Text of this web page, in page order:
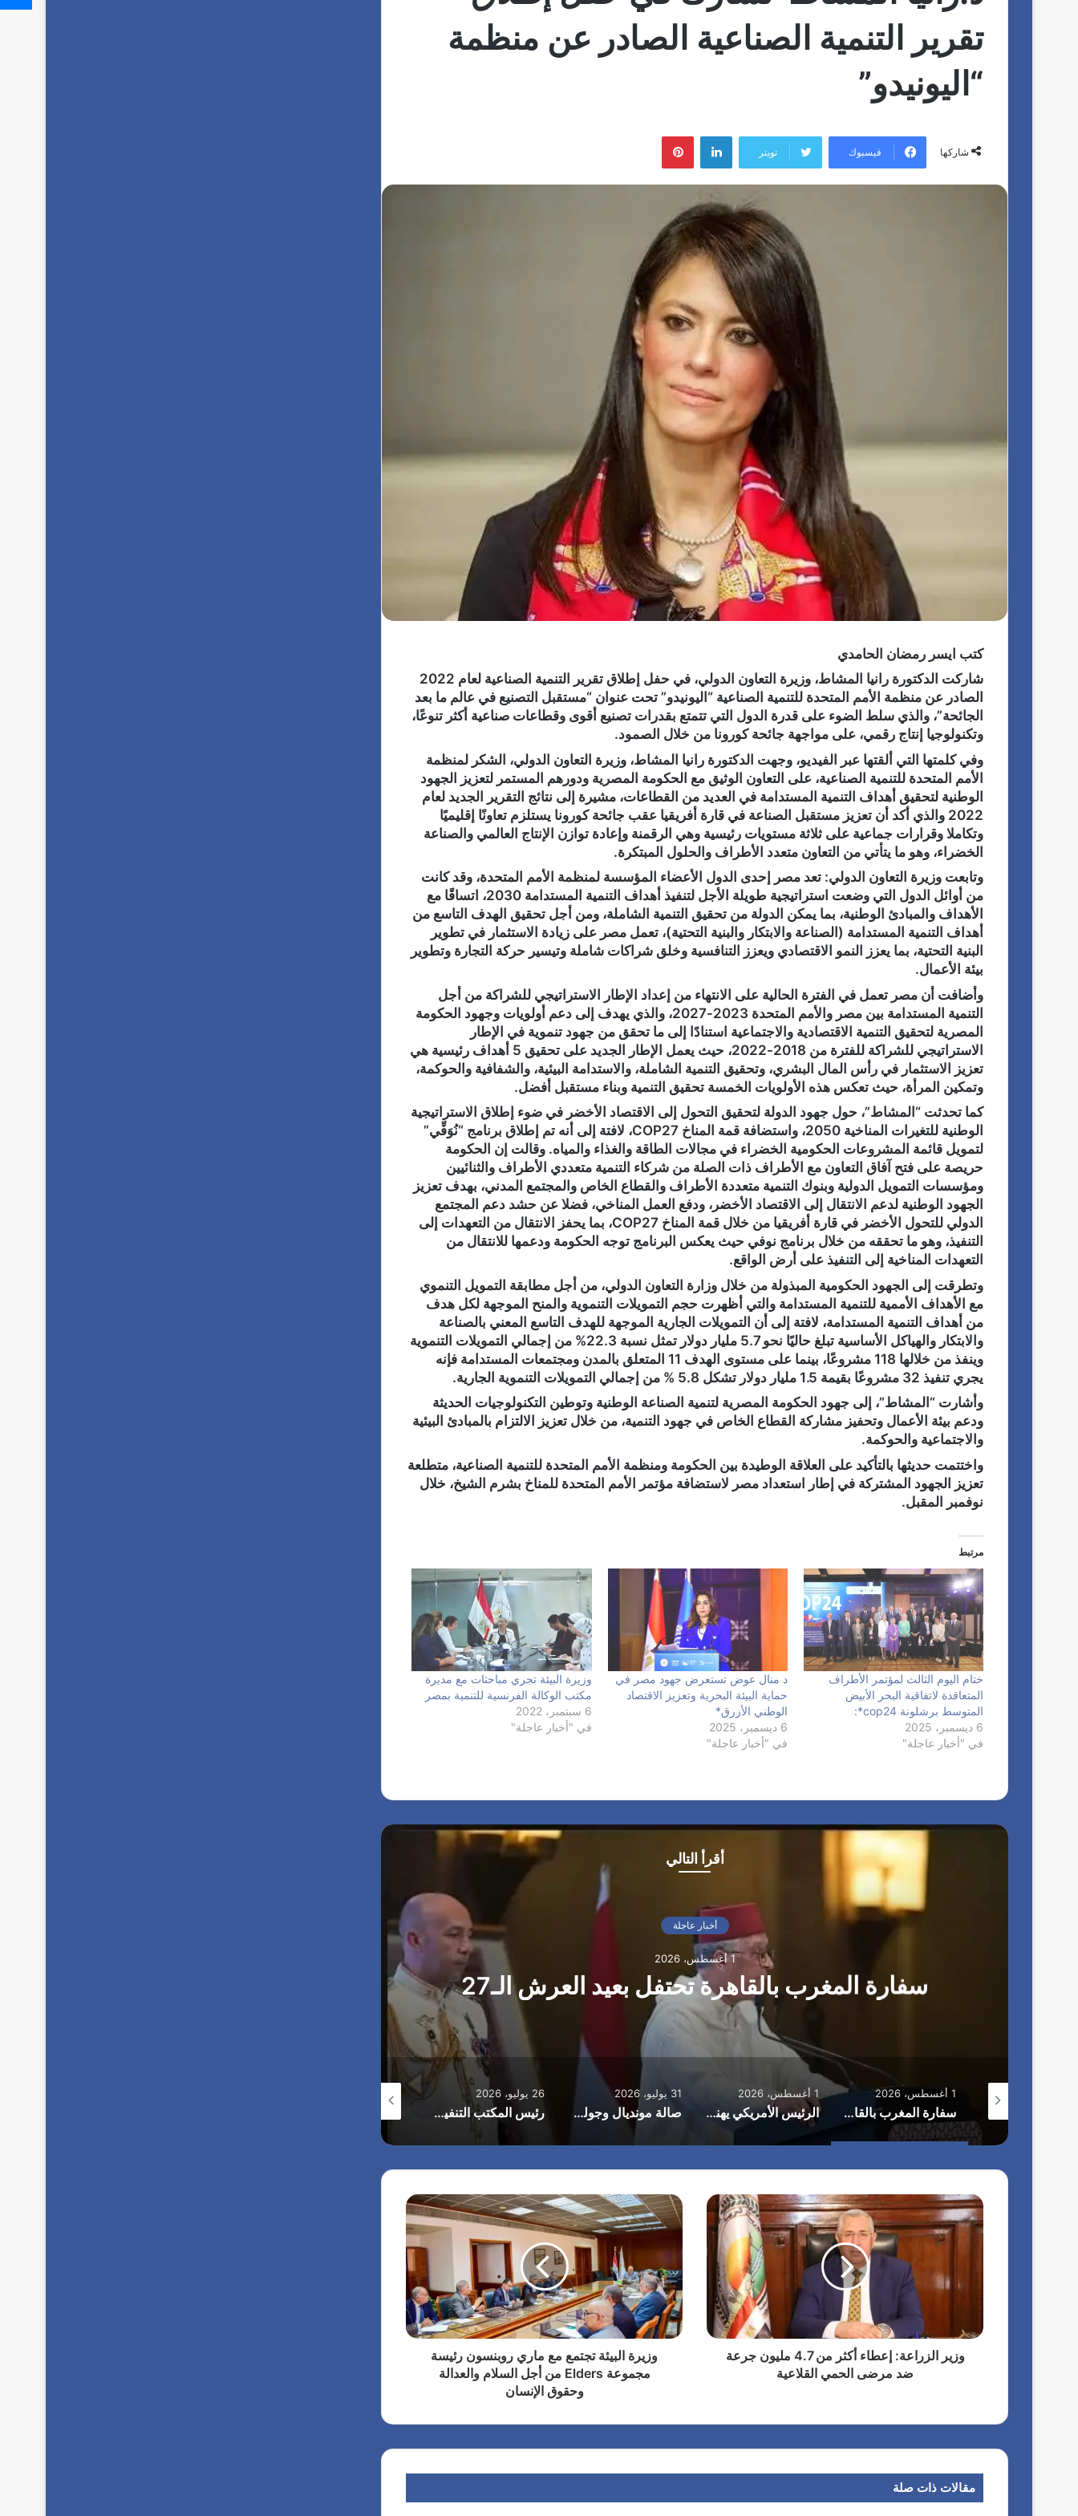
تقرير التنمية الصناعية الصادر عن منظمة
“اليونيدو”
شاركها فيسبوك تويتر
لينكدإن
كتب ايسر رمضان الحامدي
شاركت الدكتورة رانيا المشاط، وزيرة التعاون الدولي، في حفل إطلاق تقرير التنمية الصناعية لعام 2022
الصادر عن منظمة الأمم المتحدة للتنمية الصناعية “اليونيدو” تحت عنوان “مستقبل التصنيع في عالم ما بعد
الجائحة”، والذي سلط الضوء على قدرة الدول التي تتمتع بقدرات تصنيع أقوى وقطاعات صناعية أكثر تنوعًا،
وتكنولوجيا إنتاج رقمي، على مواجهة جائحة كورونا من خلال الصمود.
وفي كلمتها التي ألقتها عبر الفيديو، وجهت الدكتورة رانيا المشاط، وزيرة التعاون الدولي، الشكر لمنظمة
الأمم المتحدة للتنمية الصناعية، على التعاون الوثيق مع الحكومة المصرية ودورهم المستمر لتعزيز الجهود
الوطنية لتحقيق أهداف التنمية المستدامة في العديد من القطاعات، مشيرة إلى نتائج التقرير الجديد لعام
2022 والذي أكد أن تعزيز مستقبل الصناعة في قارة أفريقيا عقب جائحة كورونا يستلزم تعاونًا إقليميًا
وتكاملا وقرارات جماعية على ثلاثة مستويات رئيسية وهي الرقمنة وإعادة توازن الإنتاج العالمي والصناعة
الخضراء، وهو ما يتأتي من التعاون متعدد الأطراف والحلول المبتكرة.
وتابعت وزيرة التعاون الدولي: تعد مصر إحدى الدول الأعضاء المؤسسة لمنظمة الأمم المتحدة، وقد كانت
من أوائل الدول التي وضعت استراتيجية طويلة الأجل لتنفيذ أهداف التنمية المستدامة 2030، اتساقًا مع
الأهداف والمبادئ الوطنية، بما يمكن الدولة من تحقيق التنمية الشاملة، ومن أجل تحقيق الهدف التاسع من
أهداف التنمية المستدامة (الصناعة والابتكار والبنية التحتية)، تعمل مصر على زيادة الاستثمار في تطوير
البنية التحتية، بما يعزز النمو الاقتصادي ويعزز التنافسية وخلق شراكات شاملة وتيسير حركة التجارة وتطوير
بيئة الأعمال.
وأضافت أن مصر تعمل في الفترة الحالية على الانتهاء من إعداد الإطار الاستراتيجي للشراكة من أجل
التنمية المستدامة بين مصر والأمم المتحدة 2023-2027، والذي يهدف إلى دعم أولويات وجهود الحكومة
المصرية لتحقيق التنمية الاقتصادية والاجتماعية استنادًا إلى ما تحقق من جهود تنموية في الإطار
الاستراتيجي للشراكة للفترة من 2018-2022، حيث يعمل الإطار الجديد على تحقيق 5 أهداف رئيسية هي
تعزيز الاستثمار في رأس المال البشري، وتحقيق التنمية الشاملة، والاستدامة البيئية، والشفافية والحوكمة،
وتمكين المرأة، حيث تعكس هذه الأولويات الخمسة تحقيق التنمية وبناء مستقبل أفضل.
كما تحدثت “المشاط”، حول جهود الدولة لتحقيق التحول إلى الاقتصاد الأخضر في ضوء إطلاق الاستراتيجية
الوطنية للتغيرات المناخية 2050، واستضافة قمة المناخ COP27، لافتة إلى أنه تم إطلاق برنامج “نُوَفِّي”
لتمويل قائمة المشروعات الحكومية الخضراء في مجالات الطاقة والغذاء والمياه. وقالت إن الحكومة
حريصة على فتح آفاق التعاون مع الأطراف ذات الصلة من شركاء التنمية متعددي الأطراف والثنائيين
ومؤسسات التمويل الدولية وبنوك التنمية متعددة الأطراف والقطاع الخاص والمجتمع المدني، بهدف تعزيز
الجهود الوطنية لدعم الانتقال إلى الاقتصاد الأخضر، ودفع العمل المناخي، فضلا عن حشد دعم المجتمع
الدولي للتحول الأخضر في قارة أفريقيا من خلال قمة المناخ COP27، بما يحفز الانتقال من التعهدات إلى
التنفيذ، وهو ما تحققه من خلال برنامج نوفي حيث يعكس البرنامج توجه الحكومة ودعمها للانتقال من
التعهدات المناخية إلى التنفيذ على أرض الواقع.
وتطرقت إلى الجهود الحكومية المبذولة من خلال وزارة التعاون الدولي، من أجل مطابقة التمويل التنموي
مع الأهداف الأممية للتنمية المستدامة والتي أظهرت حجم التمويلات التنموية والمنح الموجهة لكل هدف
من أهداف التنمية المستدامة، لافتة إلى أن التمويلات الجارية الموجهة للهدف التاسع المعني بالصناعة
والابتكار والهياكل الأساسية تبلغ حاليًا نحو 5.7 مليار دولار تمثل نسبة 22.3% من إجمالي التمويلات التنموية
وينفذ من خلالها 118 مشروعًا، بينما على مستوى الهدف 11 المتعلق بالمدن ومجتمعات المستدامة فإنه
يجري تنفيذ 32 مشروعًا بقيمة 1.5 مليار دولار تشكل 5.8 % من إجمالي التمويلات التنموية الجارية.
وأشارت “المشاط”، إلى جهود الحكومة المصرية لتنمية الصناعة الوطنية وتوطين التكنولوجيات الحديثة
ودعم بيئة الأعمال وتحفيز مشاركة القطاع الخاص في جهود التنمية، من خلال تعزيز الالتزام بالمبادئ البيئية
والاجتماعية والحوكمة.
واختتمت حديثها بالتأكيد على العلاقة الوطيدة بين الحكومة ومنظمة الأمم المتحدة للتنمية الصناعية، متطلعة
تعزيز الجهود المشتركة في إطار استعداد مصر لاستضافة مؤتمر الأمم المتحدة للمناخ بشرم الشيخ، خلال
نوفمبر المقبل.
مرتبط
ختام اليوم الثالث لمؤتمر الأطراف
المتعاقدة لاتفاقية البحر الأبيض
المتوسط برشلونة cop24*:
6 ديسمبر، 2025
في "أخبار عاجلة"
د منال عوض تستعرض جهود مصر في
حماية البيئة البحرية وتعزيز الاقتصاد
الوطني الأزرق*
6 ديسمبر، 2025
في "أخبار عاجلة"
وزيرة البيئة تجري مباحثات مع مديرة
مكتب الوكالة الفرنسية للتنمية بمصر
6 سبتمبر، 2022
في "أخبار عاجلة"
أقرأ التالي
أخبار عاجلة
1 أغسطس، 2026
سفارة المغرب بالقاهرة تحتفل بعيد العرش الـ27
1 أغسطس، 2026
سفارة المغرب بالقاهرة تحتفل بعيد العرش الـ27
1 أغسطس، 2026
الرئيس الأمريكي يهنئ الملك محمد السادس بمناسبة العيد الوطني للمغرب ويجدد تأكيد موقف بلاده الداعم لمغربية الصحراء
31 يوليو، 2026
صالة مونديال وجولي أكاديمي تستضيف وتكرم المونديالي .. الحكم الدولي كابتن/ امين عمر وذلك بعد تشريفه لمصر والوطن العربي وأفريقيا في مونديال كأس العالم 2026 بأمريكا
26 يوليو، 2026
رئيس المكتب التنفيذي للمجلس العربي للاختصاصات الصحية يبحث مع الأمين العام لجامعة الدول العربية تعزيز التعاون لتطوير النظم الصحية العربية بح
وزير الزراعة: إعطاء أكثر من 4.7 مليون جرعة
ضد مرضى الحمي القلاعية
وزيرة البيئة تجتمع مع ماري روبنسون رئيسة
مجموعة Elders من أجل السلام والعدالة
وحقوق الإنسان
مقالات ذات صلة